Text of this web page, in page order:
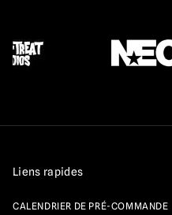
Liens rapides
CALENDRIER DE PRÉ-COMMANDE